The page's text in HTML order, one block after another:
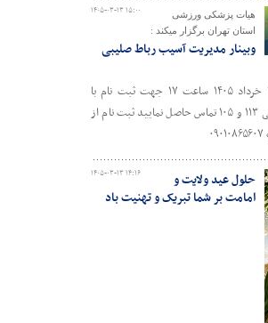
۱۴۰۵-۰۳-۱۳ ۱۵:۰۰
هیات پزشکی ورزشی
استان تهران برگزار میکند :
وبینار مدیریت آسیب رباط صلیبی
زمان برگزاری چهارشنبه ۲۰ خرداد ۱۴۰۵ ساعت ۱۷ جهت ثبت نام با
شماره ۷۷۶۳۲۲۲۰-۰۲۱ داخلی ۱۱۳ و ۱۰۵ تماس حاصل نمایید ثبت نام از
۱۴۰۵-۰۳-۱۳ ۱۴:۱۶
حلول عید ولایت و
امامت بر شما تبریک و تهنیت باد